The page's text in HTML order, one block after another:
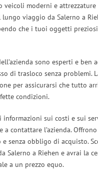
veicoli moderni e
viaggio da Salerno a
che i tuoi oggetti
sono esperti e ben
di trasloco senza problemi.
per assicurarsi che tutto
condizioni.
informazioni sui costi e sui
a contattare l’azienda.
senza obbligo di acquisto.
Salerno a Riehen e avrai la
a un prezzo equo.